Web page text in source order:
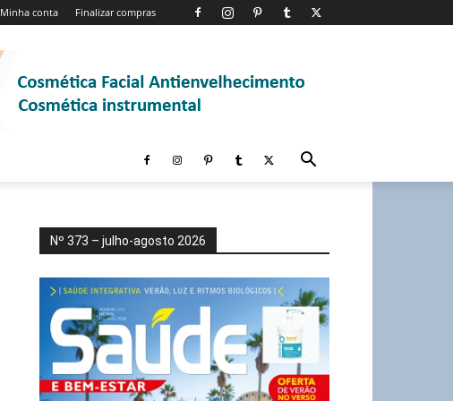
Minha conta Finalizar compras
Nº 373 – julho-agosto 2026